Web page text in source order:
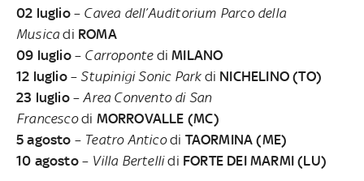
02 luglio– Cavea dell’Auditorium Parco della
Musicadi ROMA
09 luglio– CarropontediMILANO
12 luglio –Stupinigi Sonic Parkdi NICHELINO (TO)
23 luglio–Area Convento di San
Francescodi MORROVALLE (MC)
5 agosto – Teatro Anticodi TAORMINA (ME)
10 agosto – Villa Bertellidi FORTE DEI MARMI (LU)